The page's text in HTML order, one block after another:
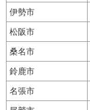
伊勢市
松阪市
桑名市
鈴鹿市
名張市